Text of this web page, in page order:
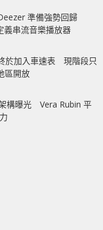
準備強勢回歸
串流音樂播放器
於加入車速表 現階段只
區開放
構曝光 Vera Rubin 平